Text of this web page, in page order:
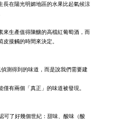
長在陽光明媚地區的水果比起氣候涼
來生產值得陳釀的高檔紅葡萄酒，而
接觸的時間來決定。
測得到的味道，而是說我們需要建
有兩個「真正」的味道被發現。
可了好幾個世紀：甜味、酸味（酸